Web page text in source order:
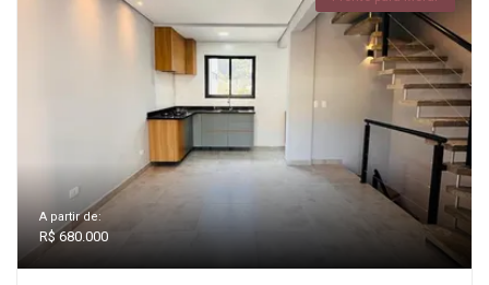
A partir de:
R$ 680.000